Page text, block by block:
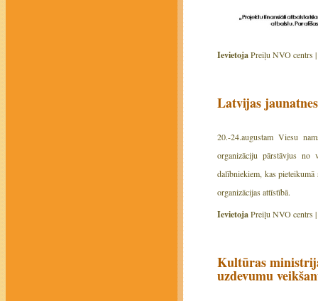
IevietojaPreiļu NVO centrs |
Latvijas
20.-24.augustam Viesu
organizāciju pārstāvjus no
dalībniekiem, kas
organizācijas attīstībā.
IevietojaPreiļu NVO centrs |
Kultūras
uzdevumu